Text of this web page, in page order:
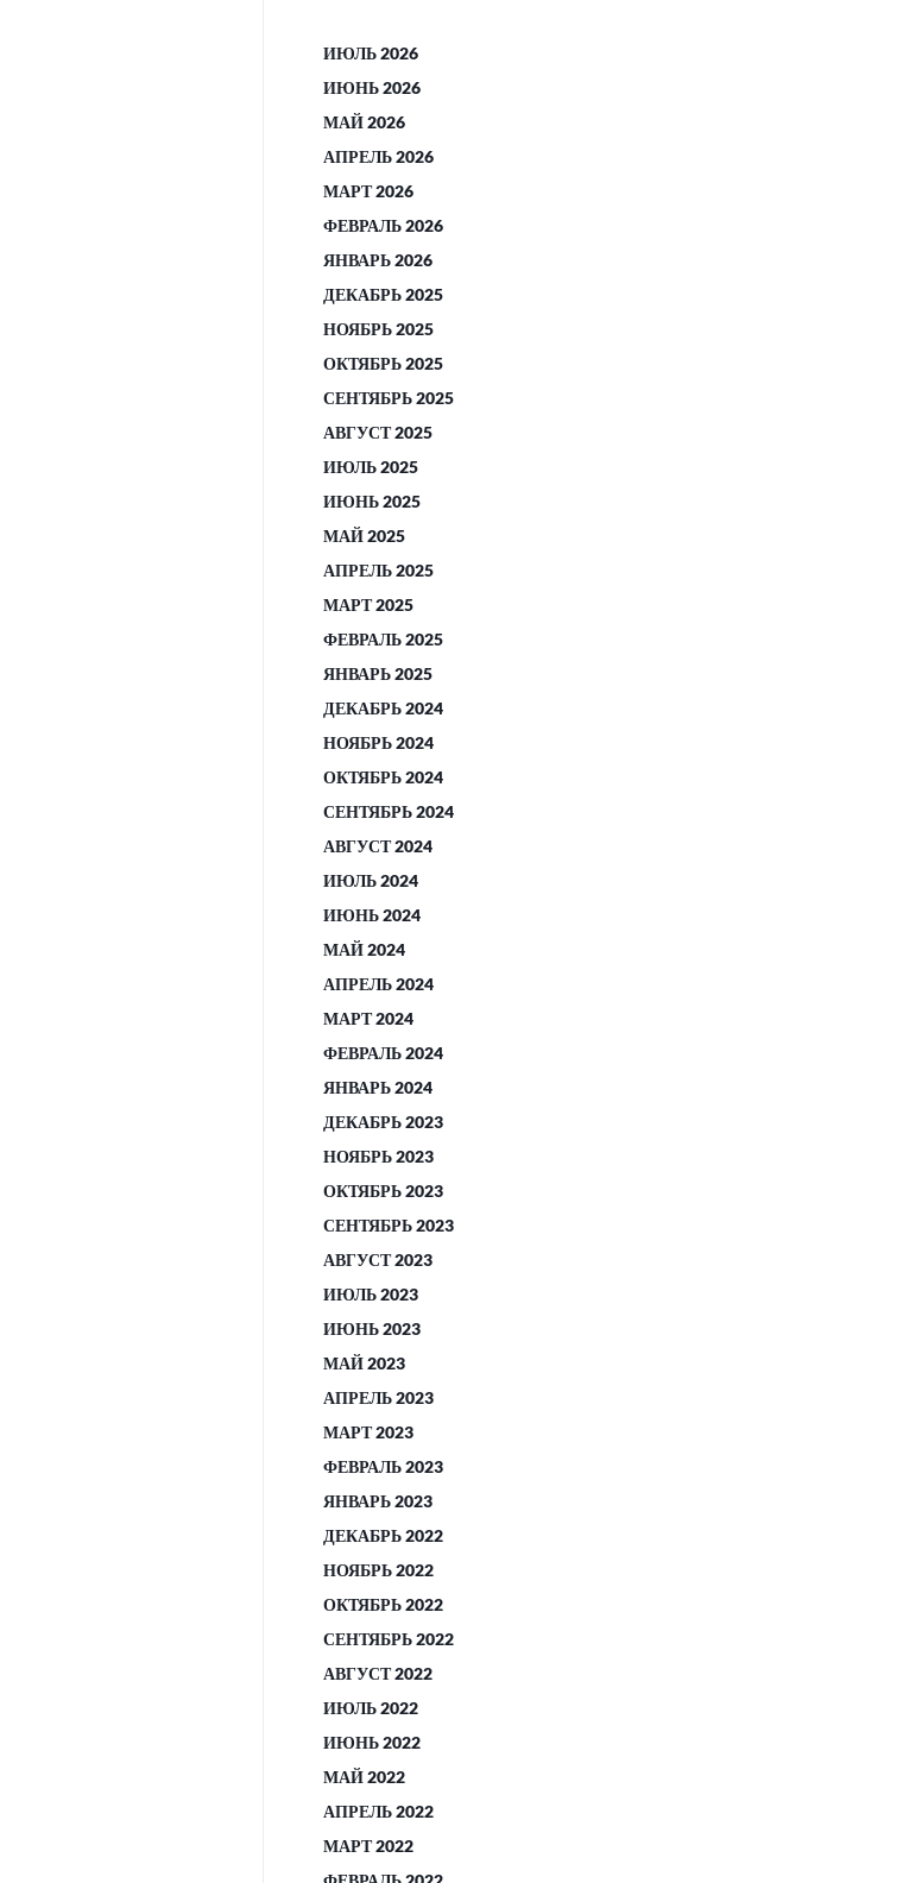
ИЮЛЬ 2026
ИЮНЬ 2026
МАЙ 2026
АПРЕЛЬ 2026
МАРТ 2026
ФЕВРАЛЬ 2026
ЯНВАРЬ 2026
ДЕКАБРЬ 2025
НОЯБРЬ 2025
ОКТЯБРЬ 2025
СЕНТЯБРЬ 2025
АВГУСТ 2025
ИЮЛЬ 2025
ИЮНЬ 2025
МАЙ 2025
АПРЕЛЬ 2025
МАРТ 2025
ФЕВРАЛЬ 2025
ЯНВАРЬ 2025
ДЕКАБРЬ 2024
НОЯБРЬ 2024
ОКТЯБРЬ 2024
СЕНТЯБРЬ 2024
АВГУСТ 2024
ИЮЛЬ 2024
ИЮНЬ 2024
МАЙ 2024
АПРЕЛЬ 2024
МАРТ 2024
ФЕВРАЛЬ 2024
ЯНВАРЬ 2024
ДЕКАБРЬ 2023
НОЯБРЬ 2023
ОКТЯБРЬ 2023
СЕНТЯБРЬ 2023
АВГУСТ 2023
ИЮЛЬ 2023
ИЮНЬ 2023
МАЙ 2023
АПРЕЛЬ 2023
МАРТ 2023
ФЕВРАЛЬ 2023
ЯНВАРЬ 2023
ДЕКАБРЬ 2022
НОЯБРЬ 2022
ОКТЯБРЬ 2022
СЕНТЯБРЬ 2022
АВГУСТ 2022
ИЮЛЬ 2022
ИЮНЬ 2022
МАЙ 2022
АПРЕЛЬ 2022
МАРТ 2022